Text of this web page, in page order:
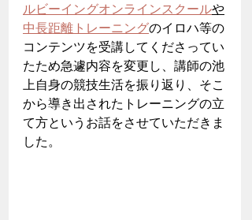
ルビーイングオンラインスクールや
中長距離トレーニングのイロハ等の
コンテンツを受講してくださってい
たため急遽内容を変更し、講師の池
上自身の競技生活を振り返り、そこ
から導き出されたトレーニングの立
て方というお話をさせていただきま
した。